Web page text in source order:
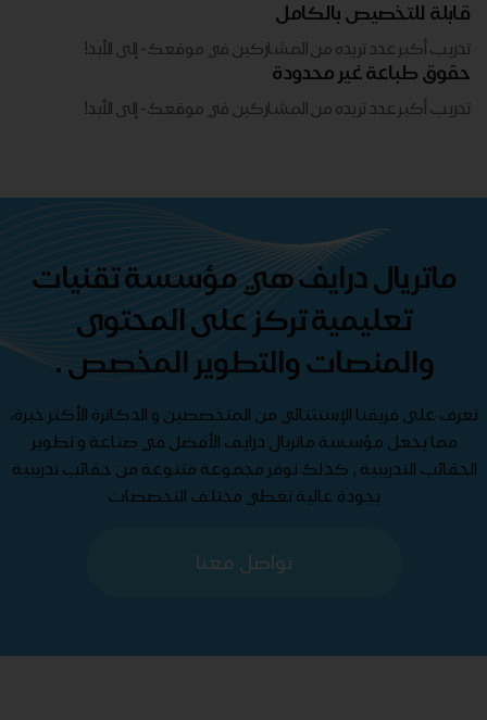
قابلة للتخصيص بالكامل
تدريب أكبر عدد تريده من المشاركين في موقعك - ​​إلى الأبد!
حقوق طباعة غير محدودة
تدريب أكبر عدد تريده من المشاركين في موقعك - ​​إلى الأبد!
ماتريال درايف هي مؤسسة تقنيات
تعليمية تركز على المحتوى
والمنصات والتطوير المخصص .
تعرف على فريقنا الإستثنائي من المتخصصين و الدكاترة الأكثر خبرة،
مما يجعل مؤسسة ماتريال درايف الأفضل في صناعة و تطوير
الحقائب التدريبية , كذلك نوفر مجموعة متنوعة من حقائب تدريبية
بجودة عالية تغطي مختلف التخصصات
تواصل معنا